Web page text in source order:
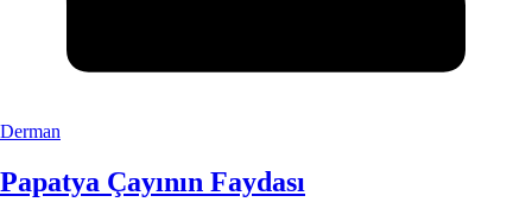
Derman
Papatya Çayının Faydası